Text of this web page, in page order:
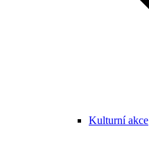
Kulturní akce